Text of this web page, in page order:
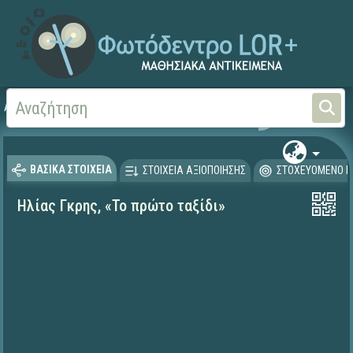
Αρχική Γλώσσα και Λογοτεχνία
ΒΑΣΙΚΑ ΣΤΟΙΧΕΙΑ ΣΤΟΙΧΕΙΑ ΑΞΙΟΠΟΙΗΣΗΣ ΣΤΟΧΕΥΟΜΕΝΟ
Ηλίας Γκρης, «Το πρώτο ταξίδι»